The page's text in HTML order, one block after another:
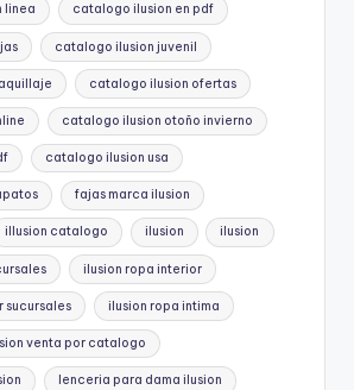
linea catalogo ilusion en pdf
catalogo ilusion juvenil
catalogo ilusion ofertas
catalogo ilusion otoño invierno
catalogo ilusion usa
fajas marca ilusion
illusion catalogo ilusion ilusion
ilusion ropa interior
sucursales ilusion ropa intima
venta por catalogo
lenceria para dama ilusion